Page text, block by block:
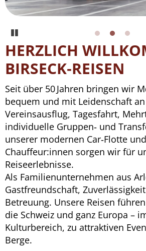
HERZLICH
BIRSECK‑REISEN
Seit über 50 Jahren bringen wir
bequem und mit Leidenschaft
Vereinsausflug, Tagesfahrt,
individuelle Gruppen‑ und
unserer modernen Car‑Flotte
Chauffeur:innen sorgen wir für
Reiseerlebnisse.
Als Familienunternehmen aus
Gastfreundschaft,
Betreuung. Unsere Reisen
die Schweiz und ganz Europa –
Kulturbereich, zu attraktiven
Berge.